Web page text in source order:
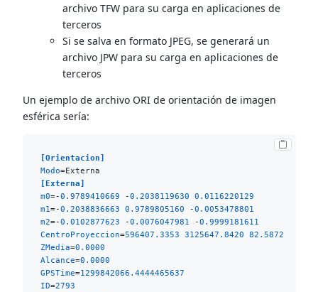
archivo TFW para su carga en aplicaciones de
terceros
Si se salva en formato JPEG, se generará un
archivo JPW para su carga en aplicaciones de
terceros
Un ejemplo de archivo ORI de orientación de imagen
esférica sería:
[Orientacion]
Modo
[Externa]
m0=-0.9789410669 -0.2038119630
0.0116220129
m1=-0.2038836663 0.9789805160 -0.0053478801
m2=-0.0102877623 -0.0076047981 -0.9999181611
CentroProyeccion=596407.3353 3125647.8420
82.5872
ZMedia=0.0000
Alcance=0.0000
GPSTime=1299842066.4444465637
ID=2793